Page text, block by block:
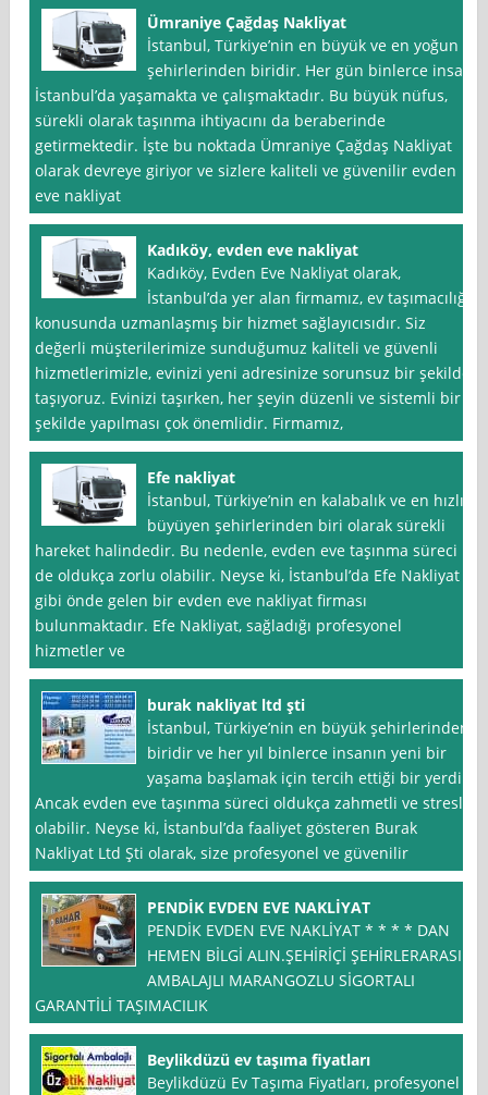
Ümraniye Çağdaş Nakliyat
İstanbul, Türkiye’nin en büyük ve en yoğun
şehirlerinden biridir. Her gün binlerce insan
İstanbul’da yaşamakta ve çalışmaktadır. Bu büyük nüfus,
sürekli olarak taşınma ihtiyacını da beraberinde
getirmektedir. İşte bu noktada Ümraniye Çağdaş Nakliyat
olarak devreye giriyor ve sizlere kaliteli ve güvenilir evden
eve nakliyat
Kadıköy, evden eve nakliyat
Kadıköy, Evden Eve Nakliyat olarak,
İstanbul’da yer alan firmamız, ev taşımacılığı
konusunda uzmanlaşmış bir hizmet sağlayıcısıdır. Siz
değerli müşterilerimize sunduğumuz kaliteli ve güvenli
hizmetlerimizle, evinizi yeni adresinize sorunsuz bir şekilde
taşıyoruz. Evinizi taşırken, her şeyin düzenli ve sistemli bir
şekilde yapılması çok önemlidir. Firmamız,
Efe nakliyat
İstanbul, Türkiye’nin en kalabalık ve en hızlı
büyüyen şehirlerinden biri olarak sürekli
hareket halindedir. Bu nedenle, evden eve taşınma süreci
de oldukça zorlu olabilir. Neyse ki, İstanbul’da Efe Nakliyat
gibi önde gelen bir evden eve nakliyat firması
bulunmaktadır. Efe Nakliyat, sağladığı profesyonel
hizmetler ve
burak nakliyat ltd şti
İstanbul, Türkiye’nin en büyük şehirlerinden
biridir ve her yıl binlerce insanın yeni bir
yaşama başlamak için tercih ettiği bir yerdir.
Ancak evden eve taşınma süreci oldukça zahmetli ve stresli
olabilir. Neyse ki, İstanbul’da faaliyet gösteren Burak
Nakliyat Ltd Şti olarak, size profesyonel ve güvenilir
PENDİK EVDEN EVE NAKLİYAT
PENDİK EVDEN EVE NAKLİYAT * * * * DAN
HEMEN BİLGİ ALIN.ŞEHİRİÇİ ŞEHİRLERARASI
AMBALAJLI MARANGOZLU SİGORTALI
GARANTİLİ TAŞIMACILIK
Beylikdüzü ev taşıma fiyatları
Beylikdüzü Ev Taşıma Fiyatları, profesyonel